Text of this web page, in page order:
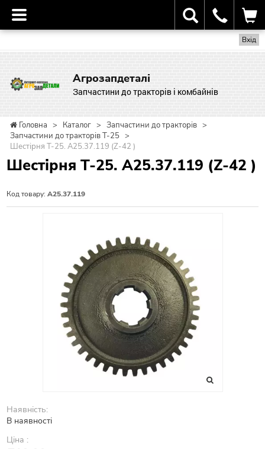
Вхід
Агрозапдеталі
Запчастини до тракторів і комбайнів
Головна > Каталог > Запчастини до тракторів >
Запчастини до тракторів Т-25 >
Шестірня Т-25. А25.37.119 (Z-42 )
Шестірня Т-25. А25.37.119 (Z-42 )
Код товару: А25.37.119
Наявність:
В наявності
Ціна :